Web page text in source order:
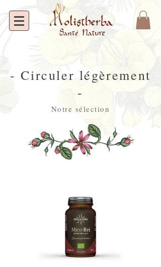
- Circuler légèrement
-
Notre sélection